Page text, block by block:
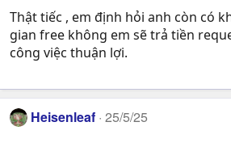
Thật tiếc , em định hỏi anh còn có
gian free không em sẽ trả tiền
công việc thuận lợi.
Heisenleaf 25/5/25